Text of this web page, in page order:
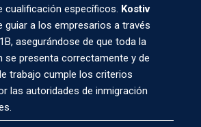
cualificación específicos. Kostiv
guiar a los empresarios a través
asegurándose de que toda la
se presenta correctamente y de
trabajo cumple los criterios
las autoridades de inmigración